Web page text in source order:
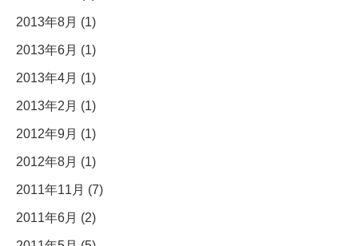
2013年8月 (1)
2013年6月 (1)
2013年4月 (1)
2013年2月 (1)
2012年9月 (1)
2012年8月 (1)
2011年11月 (7)
2011年6月 (2)